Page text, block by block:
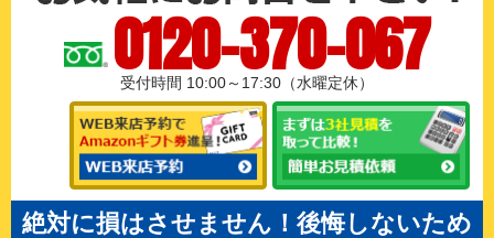
0120-370-067
受付時間 10:00～17:30（水曜定休）
絶対に損はさせません！後悔しないため